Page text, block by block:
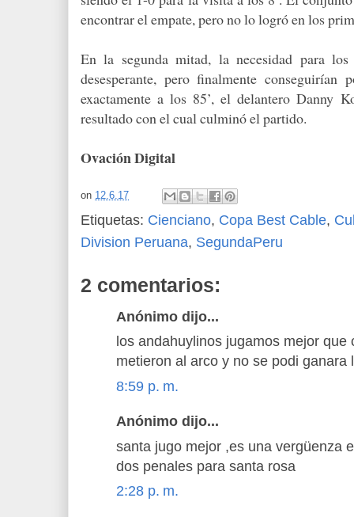
encontrar el empate, pero no lo logró en los
En la segunda mitad, la necesidad para
desesperante, pero finalmente
exactamente a los 85’, el delantero Danny
resultado con el cual culminó el partido.
Ovación Digital
on 12.6.17
Etiquetas: Cienciano, Copa Best Cable,
Division Peruana, SegundaPeru
2 comentarios:
Anónimo dijo...
los andahuylinos jugamos mejor que
metieron al arco y no se podi ganara
8:59 p. m.
Anónimo dijo...
santa jugo mejor ,es una vergüenza
dos penales para santa rosa
2:28 p. m.